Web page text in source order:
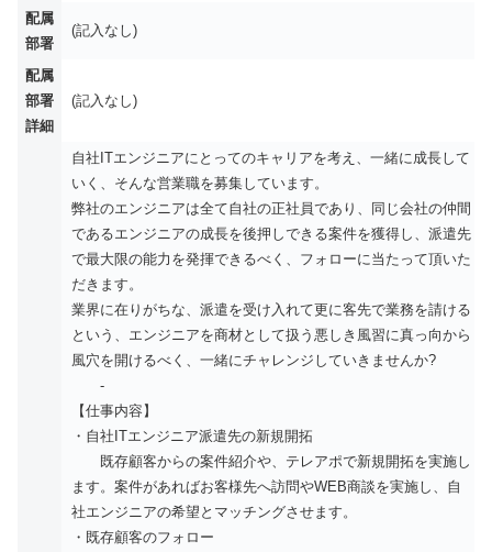
配属
部署
(記入なし)
配属
部署
詳細
(記入なし)
自社ITエンジニアにとってのキャリアを考え、一緒に成長して
いく、そんな営業職を募集しています。
弊社のエンジニアは全て自社の正社員であり、同じ会社の仲間
であるエンジニアの成長を後押しできる案件を獲得し、派遣先
で最大限の能力を発揮できるべく、フォローに当たって頂いた
だきます。
業界に在りがちな、派遣を受け入れて更に客先で業務を請ける
という、エンジニアを商材として扱う悪しき風習に真っ向から
風穴を開けるべく、一緒にチャレンジしていきませんか?
-
【仕事内容】
・自社ITエンジニア派遣先の新規開拓
既存顧客からの案件紹介や、テレアポで新規開拓を実施し
ます。案件があればお客様先へ訪問やWEB商談を実施し、自
社エンジニアの希望とマッチングさせます。
・既存顧客のフォロー